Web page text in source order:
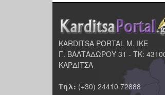
KARDITSA PORTAL Μ. ΙΚΕ
Γ. ΒΑΛΤΑΔΩΡΟΥ 31 - ΤΚ:
ΚΑΡΔΙΤΣΑ
Τηλ: (+30) 24410 72888